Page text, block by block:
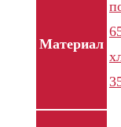
Материал